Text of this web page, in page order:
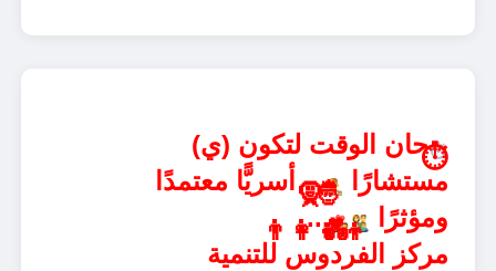
⏱حان الوقت لتكون (ي)
مستشارًا 🤴
🧕أسريًّا معتمدًا
ومؤثرًا 👨‍👩‍👦‍👦
💑
...
مركز الفردوس للتنمية